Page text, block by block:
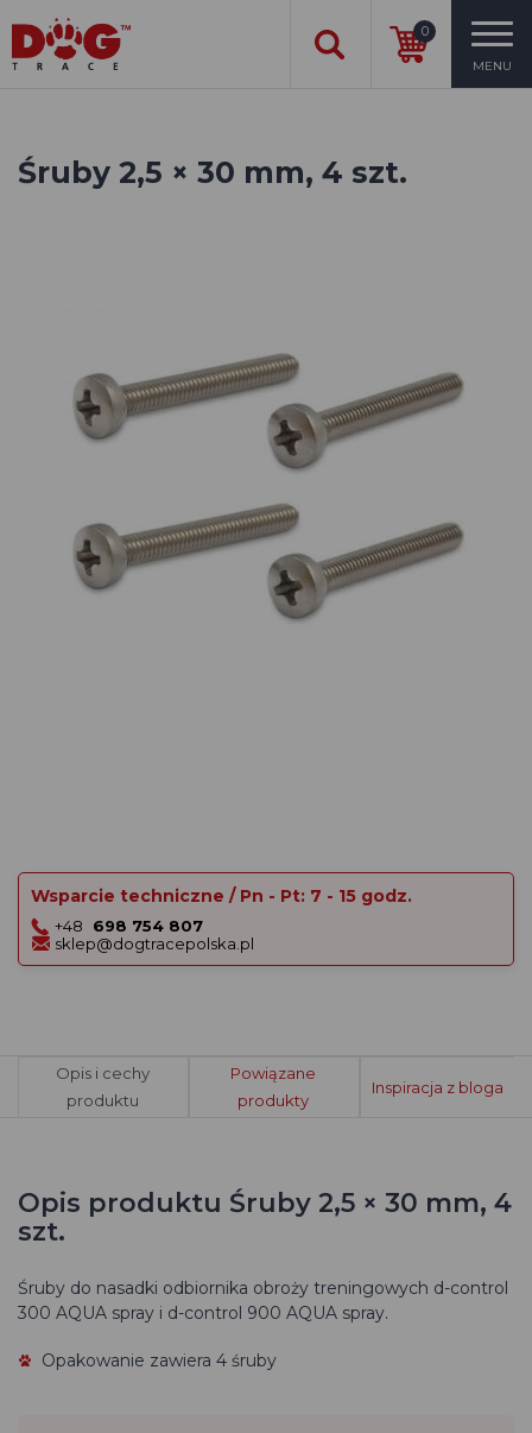
0
MENU
Śruby 2,5 × 30 mm, 4 szt.
Wsparcie techniczne / Pn - Pt: 7 - 15 godz.
+48
698 754 807
sklep@dogtracepolska.pl
Opis i cechy
produktu
Powiązane
produkty
Inspiracja z bloga
Opis produktu Śruby 2,5 × 30 mm, 4
szt.
Śruby do nasadki odbiornika obroży treningowych d-control
300 AQUA spray i d-control 900 AQUA spray.
Opakowanie zawiera 4 śruby